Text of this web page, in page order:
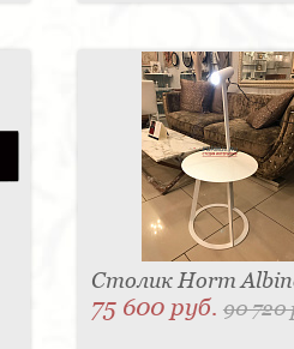
Столик Horm
75 600 руб. 90 720